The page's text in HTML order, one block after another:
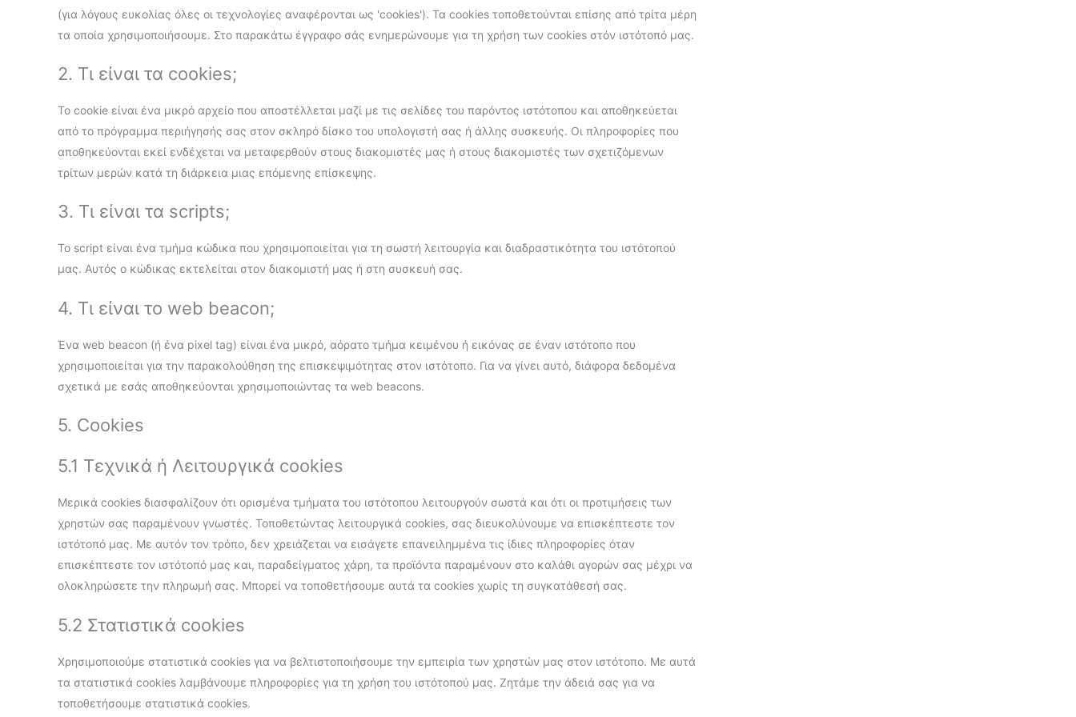
(για λόγους ευκολίας όλες οι τεχνολογίες αναφέρονται ως 'cookies'). Τα cookies τοποθετούνται επίσης από τρίτα μέρη
τα οποία χρησιμοποιήσουμε. Στο παρακάτω έγγραφο σάς ενημερώνουμε για τη χρήση των cookies στόν ιστότοπό μας.
2. Τι είναι τα cookies;
Το cookie είναι ένα μικρό αρχείο που αποστέλλεται μαζί με τις σελίδες του παρόντος ιστότοπου και αποθηκεύεται
από το πρόγραμμα περιήγησής σας στον σκληρό δίσκο του υπολογιστή σας ή άλλης συσκευής. Οι πληροφορίες που
αποθηκεύονται εκεί ενδέχεται να μεταφερθούν στους διακομιστές μας ή στους διακομιστές των σχετιζόμενων
τρίτων μερών κατά τη διάρκεια μιας επόμενης επίσκεψης.
3. Τι είναι τα scripts;
Το script είναι ένα τμήμα κώδικα που χρησιμοποιείται για τη σωστή λειτουργία και διαδραστικότητα του ιστότοπού
μας. Αυτός ο κώδικας εκτελείται στον διακομιστή μας ή στη συσκευή σας.
4. Τι είναι το web beacon;
Ένα web beacon (ή ένα pixel tag) είναι ένα μικρό, αόρατο τμήμα κειμένου ή εικόνας σε έναν ιστότοπο που
χρησιμοποιείται για την παρακολούθηση της επισκεψιμότητας στον ιστότοπο. Για να γίνει αυτό, διάφορα δεδομένα
σχετικά με εσάς αποθηκεύονται χρησιμοποιώντας τα web beacons.
5. Cookies
5.1 Τεχνικά ή Λειτουργικά cookies
Μερικά cookies διασφαλίζουν ότι ορισμένα τμήματα του ιστότοπου λειτουργούν σωστά και ότι οι προτιμήσεις των
χρηστών σας παραμένουν γνωστές. Τοποθετώντας λειτουργικά cookies, σας διευκολύνουμε να επισκέπτεστε τον
ιστότοπό μας. Με αυτόν τον τρόπο, δεν χρειάζεται να εισάγετε επανειλημμένα τις ίδιες πληροφορίες όταν
επισκέπτεστε τον ιστότοπό μας και, παραδείγματος χάρη, τα προϊόντα παραμένουν στο καλάθι αγορών σας μέχρι να
ολοκληρώσετε την πληρωμή σας. Μπορεί να τοποθετήσουμε αυτά τα cookies χωρίς τη συγκατάθεσή σας.
5.2 Στατιστικά cookies
Χρησιμοποιούμε στατιστικά cookies για να βελτιστοποιήσουμε την εμπειρία των χρηστών μας στον ιστότοπο. Με αυτά
τα στατιστικά cookies λαμβάνουμε πληροφορίες για τη χρήση του ιστότοπού μας. Ζητάμε την άδειά σας για να
τοποθετήσουμε στατιστικά cookies.